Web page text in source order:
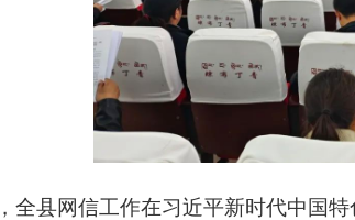
县网信工作在习近平新时代中国特